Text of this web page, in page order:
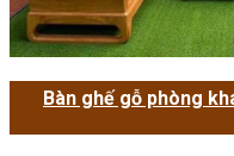
Bàn ghế gỗ phòng